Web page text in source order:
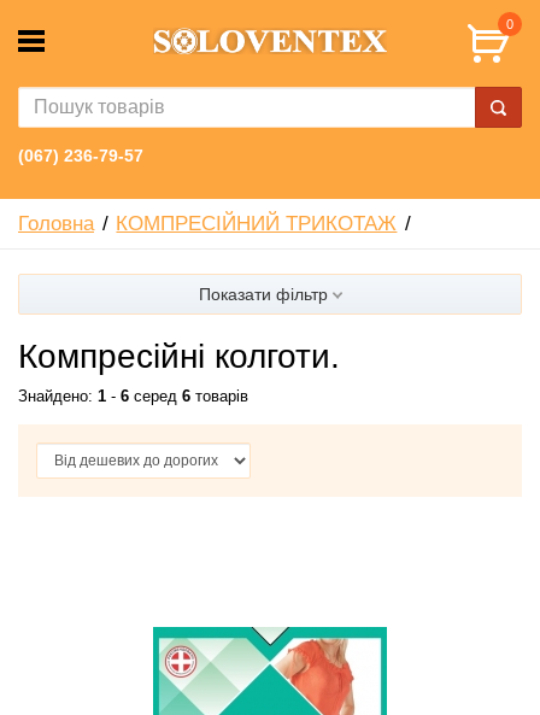
0
(067) 236-79-57
Головна КОМПРЕСІЙНИЙ ТРИКОТАЖ
Показати фільтр
Компресійні колготи.
Знайдено: 1 - 6 серед 6 товарів